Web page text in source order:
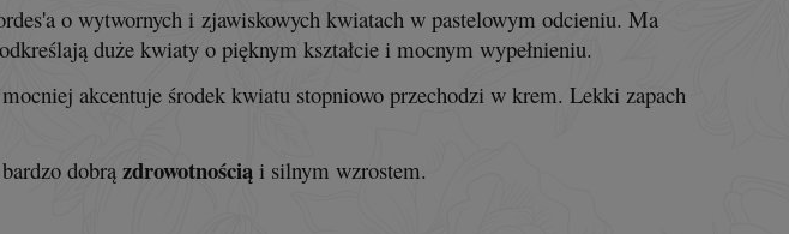
o wytwornych i zjawiskowych kwiatach w pastelowym odcieniu. Ma
duże kwiaty o pięknym kształcie i mocnym wypełnieniu.
akcentuje środek kwiatu stopniowo przechodzi w krem. Lekki zapach
dobrązdrowotnością i silnym wzrostem.